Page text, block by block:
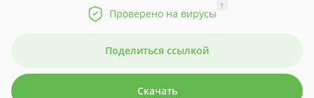
Проверено на вирусы
?
Поделиться ссылкой
Скачать